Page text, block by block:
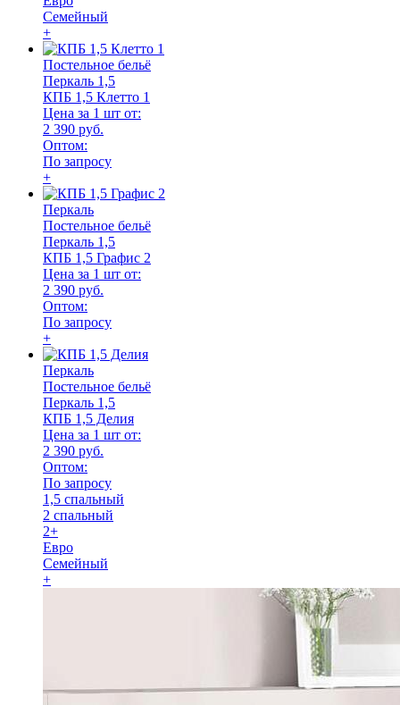
Семейный
+
Постельное бельё
Перкаль 1,5
КПБ 1,5 Клетто 1
Цена за 1 шт от:
2 390 руб.
Оптом:
По запросу
+
Перкаль
Постельное бельё
Перкаль 1,5
КПБ 1,5 Графис 2
Цена за 1 шт от:
2 390 руб.
Оптом:
По запросу
+
Перкаль
Постельное бельё
Перкаль 1,5
КПБ 1,5 Делия
Цена за 1 шт от:
2 390 руб.
Оптом:
По запросу
1,5 спальный
2 спальный
2+
Евро
Семейный
+